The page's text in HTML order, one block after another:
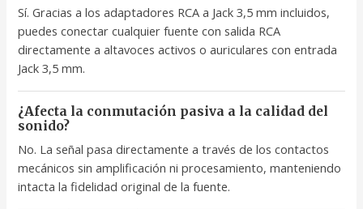
Sí. Gracias a los adaptadores RCA a Jack 3,5 mm incluidos,
puedes conectar cualquier fuente con salida RCA
directamente a altavoces activos o auriculares con entrada
Jack 3,5 mm.
¿Afecta la conmutación pasiva a la calidad del
sonido?
No. La señal pasa directamente a través de los contactos
mecánicos sin amplificación ni procesamiento, manteniendo
intacta la fidelidad original de la fuente.